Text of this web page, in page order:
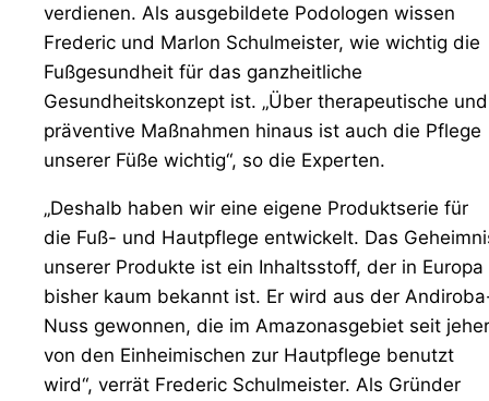
verdienen. Als ausgebildete Podologen wissen
Frederic und Marlon Schulmeister, wie wichtig die
Fußgesundheit für das ganzheitliche
Gesundheitskonzept ist. „Über therapeutische und
präventive Maßnahmen hinaus ist auch die Pflege
unserer Füße wichtig“, so die Experten.
„Deshalb haben wir eine eigene Produktserie für
die Fuß- und Hautpflege entwickelt. Das
unserer Produkte ist ein Inhaltsstoff, der in Europa
bisher kaum bekannt ist. Er wird aus der
Nuss gewonnen, die im Amazonasgebiet seit jeher
von den Einheimischen zur Hautpflege benutzt
wird“, verrät Frederic Schulmeister. Als Gründer